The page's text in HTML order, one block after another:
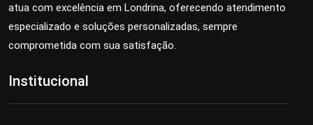
atua com excelência em Londrina, oferecendo atendimento
especializado e soluções personalizadas, sempre
comprometida com sua satisfação.
Institucional